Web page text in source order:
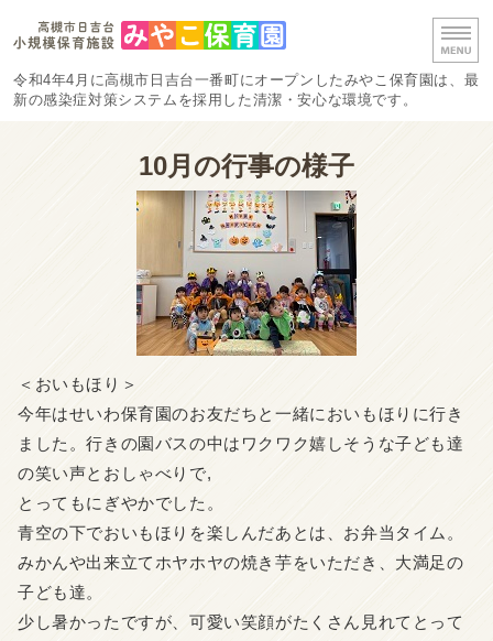
令和4年4月に高槻市日吉台一番町にオープンしたみやこ保育園は、最
新の感染症対策システムを採用した清潔・安心な環境です。
保育時間・料金
施設概要・採用情報
10月の行事の様子
＜おいもほり＞
今年はせいわ保育園のお友だちと一緒においもほりに行き
ました。行きの園バスの中はワクワク嬉しそうな子ども達
の笑い声とおしゃべりで,
とってもにぎやかでした。
青空の下でおいもほりを楽しんだあとは、お弁当タイム。
みかんや出来立てホヤホヤの焼き芋をいただき、 大満足の
子ども達。
少し暑かったですが、 可愛い笑顔がたくさん見れてとって